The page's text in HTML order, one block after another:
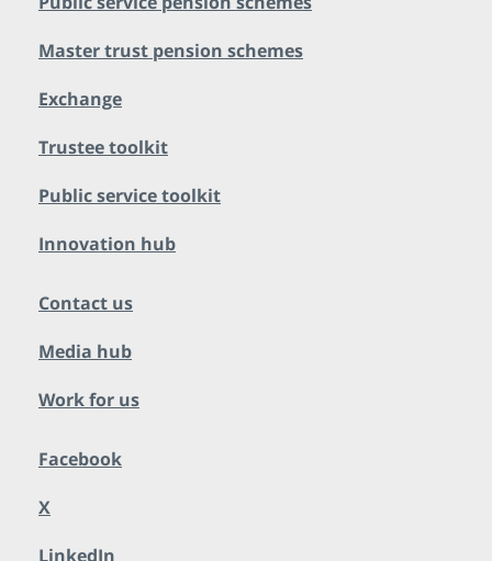
Master trust pension schemes
Exchange
Trustee toolkit
Public service toolkit
Innovation hub
Contact us
Media hub
Work for us
Facebook
X
LinkedIn